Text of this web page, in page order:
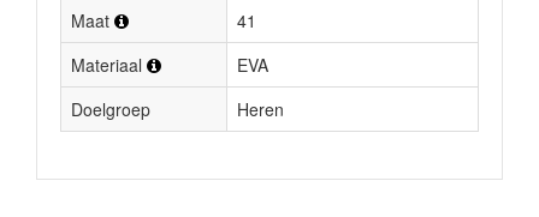
Maat
41
Materiaal
EVA
Doelgroep
Heren